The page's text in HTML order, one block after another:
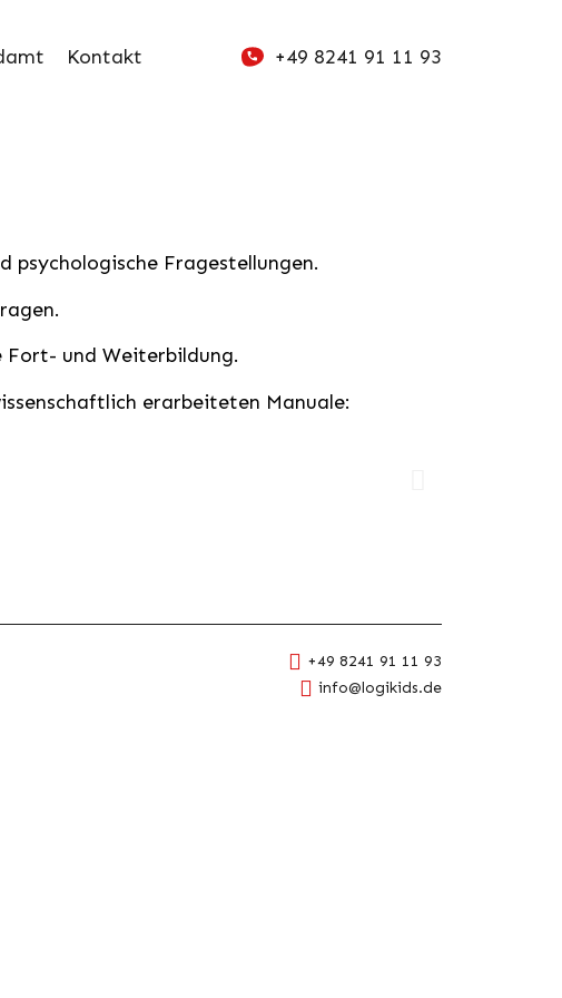
Kontakt +49 8241 91 11 93
psychologische Fragestellungen.
Fort- und Weiterbildung.
erarbeiteten Manuale:
+49 8241 91 11 93
info@logikids.de